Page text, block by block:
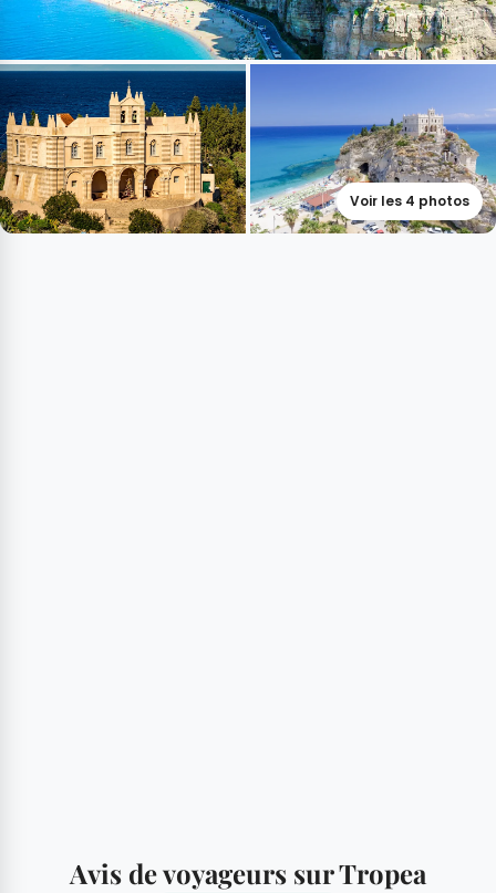
Voir les 4 photos
Avis de voyageurs sur Tropea